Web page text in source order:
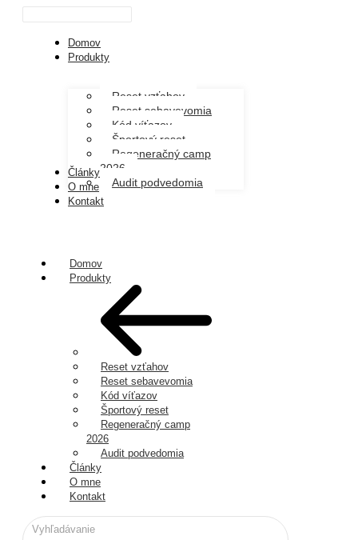
Domov
Produkty
Reset vzťahov
Reset sebavevomia
Kód víťazov
Športový reset
Regeneračný camp
2026
Audit podvedomia
Články
O mne
Kontakt
Domov
Produkty
Reset vzťahov
Reset sebavevomia
Kód víťazov
Športový reset
Regeneračný camp
2026
Audit podvedomia
Články
O mne
Kontakt